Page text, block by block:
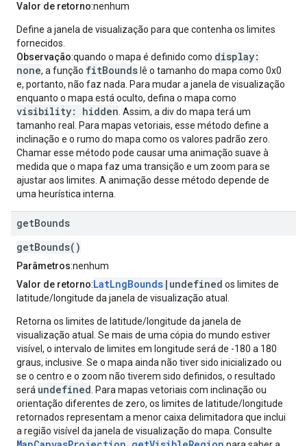
Valor de retorno:nenhum
Define a janela de visualização para que contenha os limites
fornecidos.
Observação:quando o mapa é definido como display:
none, a função fitBounds lê o tamanho do mapa como 0x0
e, portanto, não faz nada. Para mudar a janela de visualização
enquanto o mapa está oculto, defina o mapa como
visibility: hidden . Assim, a div do mapa terá um
tamanho real. Para mapas vetoriais, esse método define a
inclinação e o rumo do mapa como os valores padrão zero.
Chamar esse método pode causar uma animação suave à
medida que o mapa faz uma transição e um zoom para se
ajustar aos limites. A animação desse método depende de
uma heurística interna.
getBounds
getBounds()
Parâmetros:nenhum
Valor de retorno:LatLngBounds |undefined os limites de
latitude/longitude da janela de visualização atual.
Retorna os limites de latitude/longitude da janela de
visualização atual. Se mais de uma cópia do mundo estiver
visível, o intervalo de limites em longitude será de -180 a 180
graus, inclusive. Se o mapa ainda não tiver sido inicializado ou
se o centro e o zoom não tiverem sido definidos, o resultado
será undefined . Para mapas vetoriais com inclinação ou
orientação diferentes de zero, os limites de latitude/longitude
retornados representam a menor caixa delimitadora que inclui
a região visível da janela de visualização do mapa. Consulte